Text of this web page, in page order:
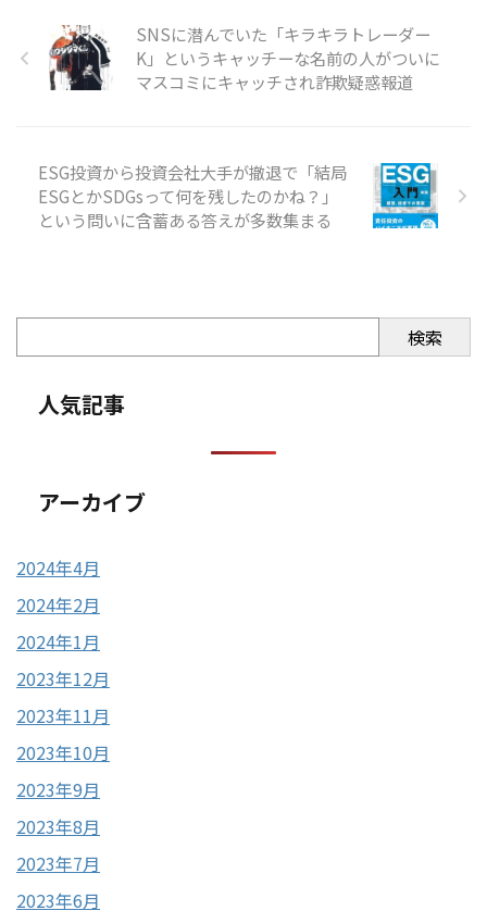
SNSに潜んでいた「キラキラトレーダー
K」というキャッチーな名前の人がついに
マスコミにキャッチされ詐欺疑惑報道
ESG投資から投資会社大手が撤退で「結局
ESGとかSDGsって何を残したのかね？」
という問いに含蓄ある答えが多数集まる
検索
人気記事
アーカイブ
2024年4月
2024年2月
2024年1月
2023年12月
2023年11月
2023年10月
2023年9月
2023年8月
2023年7月
2023年6月